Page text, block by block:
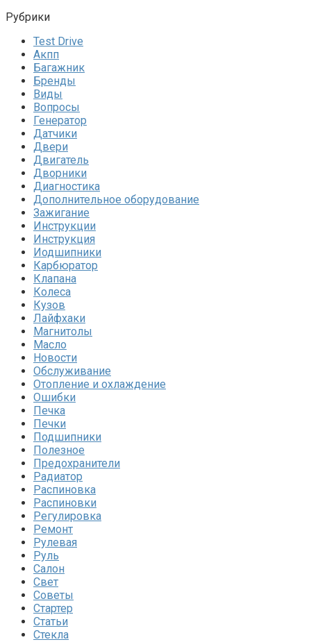
Рубрики
Test Drive
Акпп
Багажник
Бренды
Виды
Вопросы
Генератор
Датчики
Двери
Двигатель
Дворники
Диагностика
Дополнительное оборудование
Зажигание
Инструкции
Инструкция
Иодшипники
Карбюратор
Клапана
Колеса
Кузов
Лайфхаки
Магнитолы
Масло
Новости
Обслуживание
Отопление и охлаждение
Ошибки
Печка
Печки
Подшипники
Полезное
Предохранители
Радиатор
Распиновка
Распиновки
Регулировка
Ремонт
Рулевая
Руль
Салон
Свет
Советы
Стартер
Статьи
Стекла